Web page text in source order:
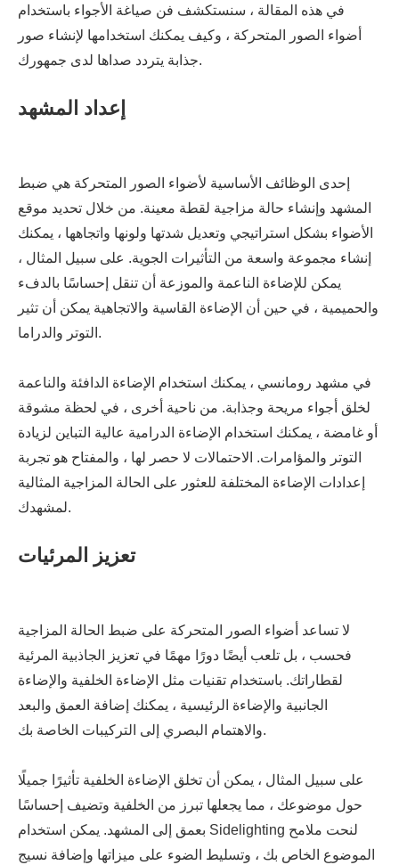
في هذه المقالة ، سنستكشف فن صياغة الأجواء باستخدام
أضواء الصور المتحركة ، وكيف يمكنك استخدامها لإنشاء صور
جذابة يتردد صداها لدى جمهورك.
إعداد المشهد
إحدى الوظائف الأساسية لأضواء الصور المتحركة هي ضبط
المشهد وإنشاء حالة مزاجية لقطة معينة. من خلال تحديد موقع
الأضواء بشكل استراتيجي وتعديل شدتها ولونها واتجاهها ، يمكنك
إنشاء مجموعة واسعة من التأثيرات الجوية. على سبيل المثال ،
يمكن للإضاءة الناعمة والموزعة أن تنقل إحساسًا بالدفء
والحميمية ، في حين أن الإضاءة القاسية والاتجاهية يمكن أن تثير
التوتر والدراما.
في مشهد رومانسي ، يمكنك استخدام الإضاءة الدافئة والناعمة
لخلق أجواء مريحة وجذابة. من ناحية أخرى ، في لحظة مشوقة
أو غامضة ، يمكنك استخدام الإضاءة الدرامية عالية التباين لزيادة
التوتر والمؤامرات. الاحتمالات لا حصر لها ، والمفتاح هو تجربة
إعدادات الإضاءة المختلفة للعثور على الحالة المزاجية المثالية
لمشهدك.
تعزيز المرئيات
لا تساعد أضواء الصور المتحركة على ضبط الحالة المزاجية
فحسب ، بل تلعب أيضًا دورًا مهمًا في تعزيز الجاذبية المرئية
لقطاراتك. باستخدام تقنيات مثل الإضاءة الخلفية والإضاءة
الجانبية والإضاءة الرئيسية ، يمكنك إضافة العمق والبعد
والاهتمام البصري إلى التركيبات الخاصة بك.
على سبيل المثال ، يمكن أن تخلق الإضاءة الخلفية تأثيرًا جميلًا
حول موضوعك ، مما يجعلها تبرز من الخلفية وتضيف إحساسًا
بعمق إلى المشهد. يمكن استخدام Sidelighting لنحت ملامح
الموضوع الخاص بك ، وتسليط الضوء على ميزاتها وإضافة نسيج